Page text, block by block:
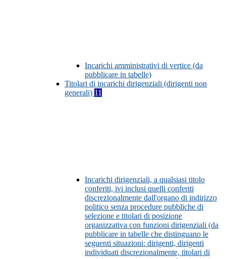
Incarichi amministrativi di vertice (da
pubblicare in tabelle)
Titolari di incarichi dirigenziali (dirigenti non
generali) 11
Incarichi dirigenziali, a qualsiasi titolo
conferiti, ivi inclusi quelli conferiti
discrezionalmente dall'organo di indirizzo
politico senza procedure pubbliche di
selezione e titolari di posizione
organizzativa con funzioni dirigenziali (da
pubblicare in tabelle che distinguano le
seguenti situazioni: dirigenti, dirigenti
individuati discrezionalmente, titolari di